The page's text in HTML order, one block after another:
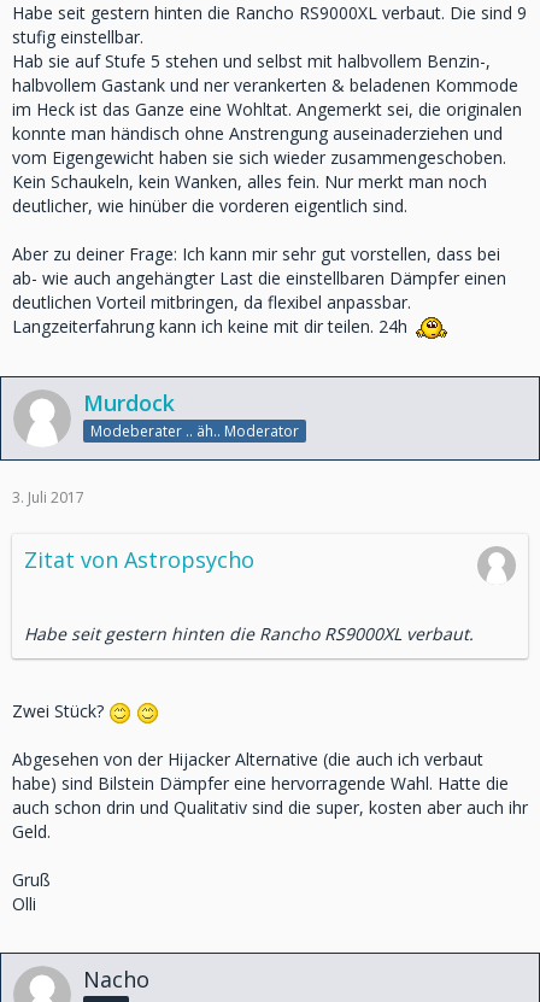
Habe seit gestern hinten die Rancho RS9000XL verbaut. Die sind 9
stufig einstellbar.
Hab sie auf Stufe 5 stehen und selbst mit halbvollem Benzin-,
halbvollem Gastank und ner verankerten & beladenen Kommode
im Heck ist das Ganze eine Wohltat. Angemerkt sei, die originalen
konnte man händisch ohne Anstrengung auseinaderziehen und
vom Eigengewicht haben sie sich wieder zusammengeschoben.
Kein Schaukeln, kein Wanken, alles fein. Nur merkt man noch
deutlicher, wie hinüber die vorderen eigentlich sind.
Aber zu deiner Frage: Ich kann mir sehr gut vorstellen, dass bei
ab- wie auch angehängter Last die einstellbaren Dämpfer einen
deutlichen Vorteil mitbringen, da flexibel anpassbar.
Langzeiterfahrung kann ich keine mit dir teilen. 24h
Murdock
Modeberater .. äh.. Moderator
3. Juli 2017
Zitat von Astropsycho
Habe seit gestern hinten die Rancho RS9000XL verbaut.
Zwei Stück?
Abgesehen von der Hijacker Alternative (die auch ich verbaut
habe) sind Bilstein Dämpfer eine hervorragende Wahl. Hatte die
auch schon drin und Qualitativ sind die super, kosten aber auch ihr
Geld.
Gruß
Olli
Nacho